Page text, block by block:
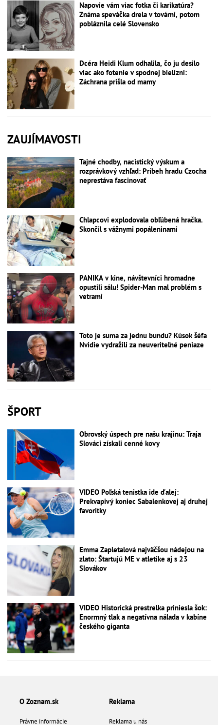
Napovie vám viac fotka či karikatúra?
Známa speváčka drela v továrni, potom
pobláznila celé Slovensko
Dcéra Heidi Klum odhalila, čo ju desilo
viac ako fotenie v spodnej bielizni:
Záchrana prišla od mamy
ZAUJÍMAVOSTI
Tajné chodby, nacistický výskum a
rozprávkový vzhľad: Príbeh hradu Czocha
neprestáva fascinovať
Chlapcovi explodovala obľúbená hračka.
Skončil s vážnymi popáleninami
PANIKA v kine, návštevníci hromadne
opustili sálu! Spider-Man mal problém s
vetrami
Toto je suma za jednu bundu? Kúsok šéfa
Nvidie vydražili za neuveriteľné peniaze
ŠPORT
Obrovský úspech pre našu krajinu: Traja
Slováci získali cenné kovy
VIDEO Poľská tenistka ide ďalej:
Prekvapivý koniec Sabalenkovej aj druhej
favoritky
Emma Zapletalová najväčšou nádejou na
zlato: Štartujú ME v atletike aj s 23
Slovákov
VIDEO Historická prestrelka priniesla šok:
Enormný tlak a negatívna nálada v kabíne
českého giganta
O Zoznam.sk
Právne informácie
Reklama
Reklama u nás